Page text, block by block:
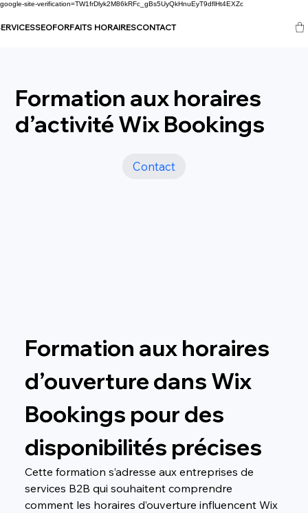
google-site-verification=TW1frDlyk2M86kRFc_gBs5UyQkHnuEyT9dflHt4EXZc
SEOFORFAITS HORAIRESCONTACT
Formation aux horaires
d’activité Wix Bookings
Contact
Formation aux horaires
d’ouverture dans Wix
Bookings pour des
disponibilités précises
Cette formation s’adresse aux entreprises de
services B2B qui souhaitent comprendre
comment les horaires d’ouverture influencent Wix